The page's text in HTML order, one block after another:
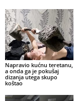
Napravio kućnu teretanu,
a onda ga je pokušaj
dizanja utega skupo
koštao